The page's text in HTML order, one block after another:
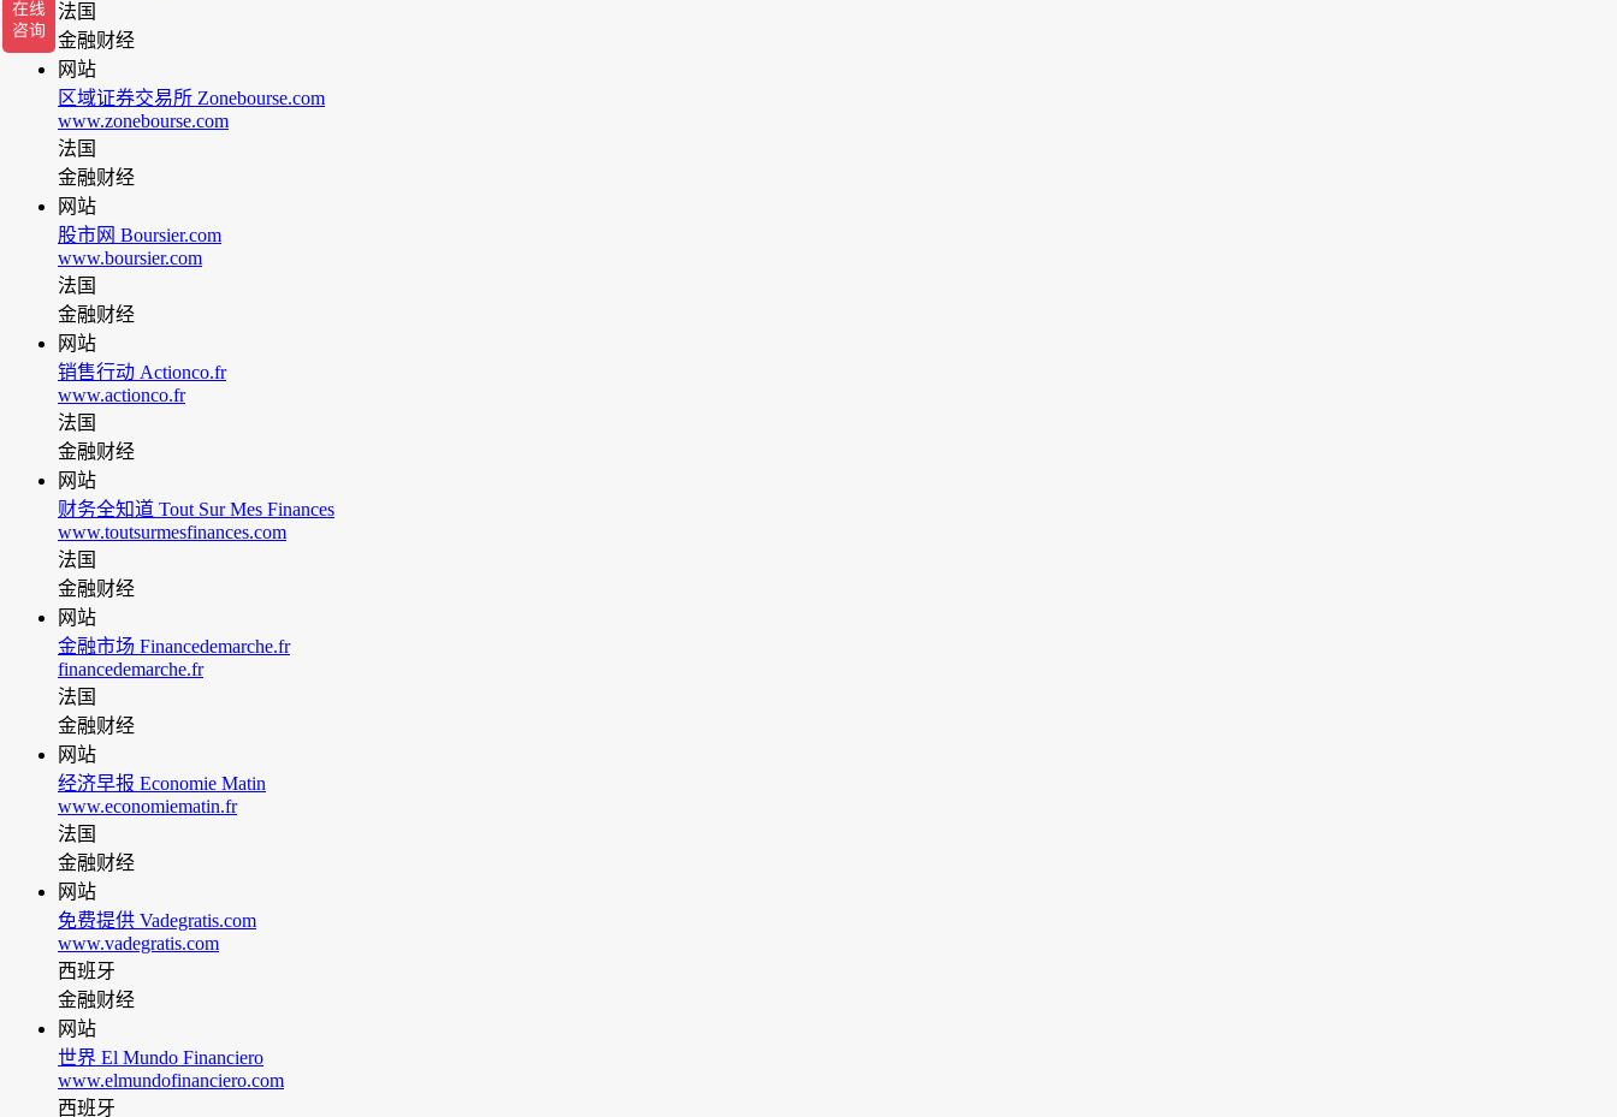
法国
金融财经
网站
区域证券交易所 Zonebourse.com
www.zonebourse.com
法国
金融财经
网站
股市网 Boursier.com
www.boursier.com
法国
金融财经
网站
销售行动 Actionco.fr
www.actionco.fr
法国
金融财经
网站
财务全知道 Tout Sur Mes Finances
www.toutsurmesfinances.com
法国
金融财经
网站
金融市场 Financedemarche.fr
financedemarche.fr
法国
金融财经
网站
经济早报 Economie Matin
www.economiematin.fr
法国
金融财经
网站
免费提供 Vadegratis.com
www.vadegratis.com
西班牙
金融财经
网站
世界 El Mundo Financiero
www.elmundofinanciero.com
西班牙